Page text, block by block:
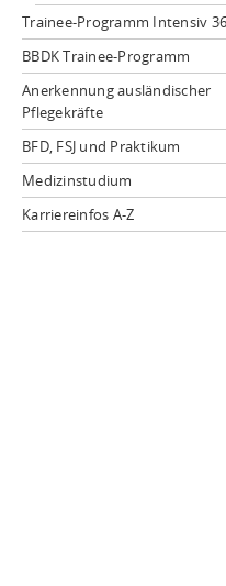
Trainee-Programm Intensiv
BBDK Trainee-Programm
Anerkennung ausländischer
Pflegekräfte
BFD, FSJ und Praktikum
Medizinstudium
Karriereinfos A-Z